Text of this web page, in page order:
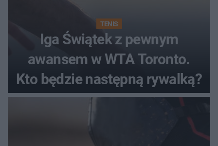
TENIS
Iga Świątek z pewnym
awansem w WTA Toronto.
Kto będzie następną rywalką?